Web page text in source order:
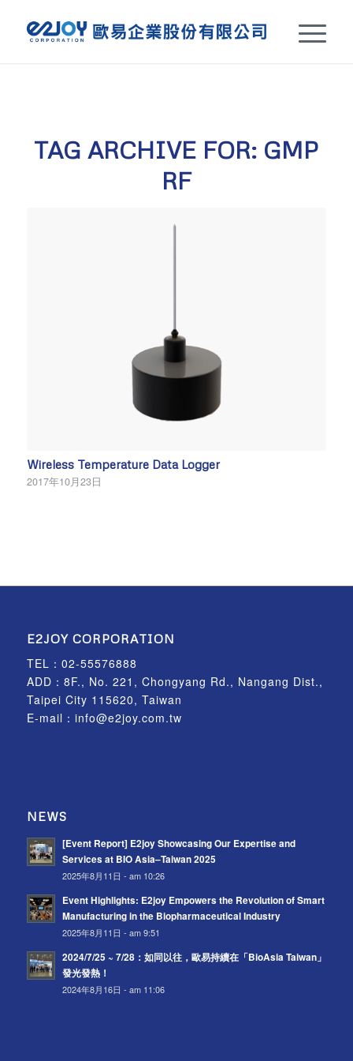
TAG ARCHIVE FOR: GMP
RF
Wireless Temperature Data Logger
2017年10月23日
E2JOY CORPORATION
TEL： 02-55576888
ADD：8F., No. 221, Chongyang Rd., Nangang Dist.,
Taipei City 115620, Taiwan
E-mail： info@e2joy.com.tw
NEWS
[Event Report] E2joy Showcasing Our Expertise and
Services at BIO Asia–Taiwan 2025
2025年8月11日 - am 10:26
Event Highlights: E2joy Empowers the Revolution of Smart
Manufacturing in the Biopharmaceutical Industry
2025年8月11日 - am 9:51
2024/7/25 ~ 7/28：如同以往，歐易持續在「BioAsia Taiwan」
發光發熱！
2024年8月16日 - am 11:06